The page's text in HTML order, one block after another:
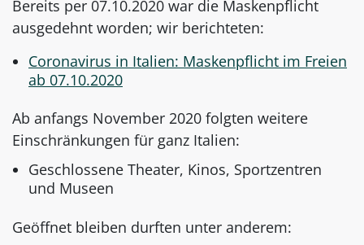
Bereits per 07.10.2020 war die Maskenpflicht
ausgedehnt worden; wir berichteten:
Coronavirus in Italien: Maskenpflicht im Freien
ab 07.10.2020
Ab anfangs November 2020 folgten weitere
Einschränkungen für ganz Italien:
Geschlossene Theater, Kinos, Sportzentren
und Museen
Geöffnet bleiben durften unter anderem: